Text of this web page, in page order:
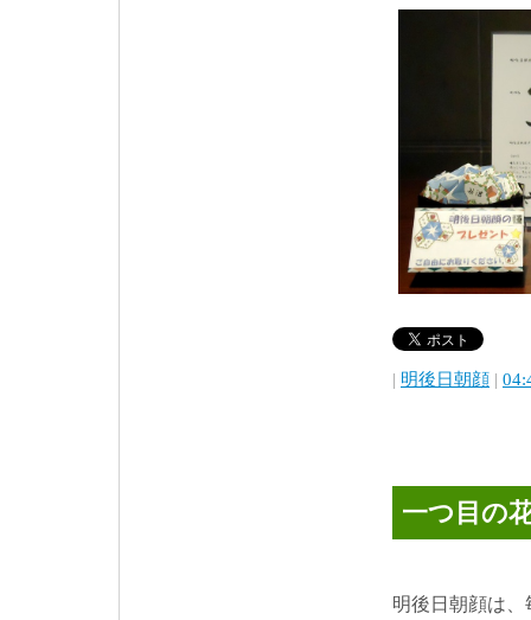
| 明後日朝顔 |
一つ目の
明後日朝顔は